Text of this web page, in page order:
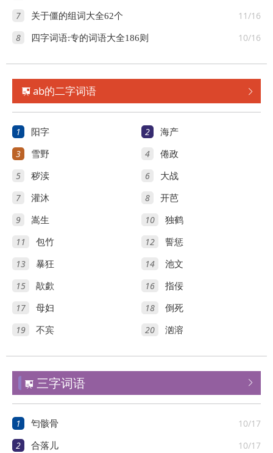
7 11/16
关于僵的组词大全62个
8 10/16
四字词语:专的词语大全186则

 ab的二字词语
1 阳字 2 海产
3 雪野 4 倦政
5 秽渎 6 大战
7 灌沐 8 开芭
9 嵩生 10 独鹤
11 包竹 12 誓惩
13 暴狂 14 池文
15 歊歔 16 指佞
17 母妇 18 倒死
19 不宾 20 汹溶

 三字词语
1 10/17
匄骸骨
2 10/17
合落儿